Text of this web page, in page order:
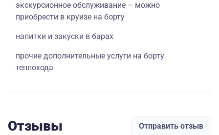
экскурсионное обслуживание – можно
приобрести в круизе на борту
напитки и закуски в барах
прочие дополнительные услуги на борту
теплохода
Отзывы Отправить отзыв